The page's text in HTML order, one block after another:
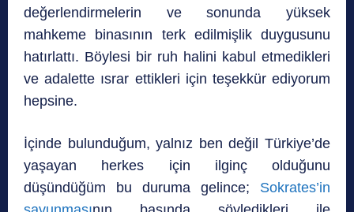
değerlendirmelerin ve sonunda yüksek
mahkeme binasının terk edilmişlik duygusunu
hatırlattı. Böylesi bir ruh halini kabul etmedikleri
ve adalette ısrar ettikleri için teşekkür ediyorum
hepsine.
İçinde bulunduğum, yalnız ben değil Türkiye’de
yaşayan herkes için ilginç olduğunu
düşündüğüm bu duruma gelince; Sokrates’in